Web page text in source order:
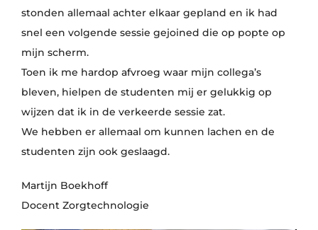
stonden allemaal achter elkaar gepland en ik had
snel een volgende sessie gejoined die op popte op
mijn scherm.
Toen ik me hardop afvroeg waar mijn collega’s
bleven, hielpen de studenten mij er gelukkig op
wijzen dat ik in de verkeerde sessie zat.
We hebben er allemaal om kunnen lachen en de
studenten zijn ook geslaagd.
Martijn Boekhoff
Docent Zorgtechnologie